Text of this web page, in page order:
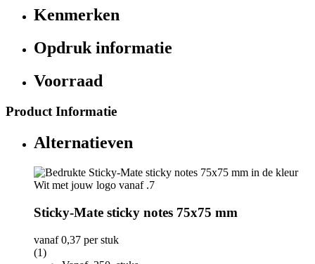
Kenmerken
Opdruk informatie
Voorraad
Product Informatie
Alternatieven
Sticky-Mate sticky notes 75x75 mm
vanaf0,37 per stuk
(1)